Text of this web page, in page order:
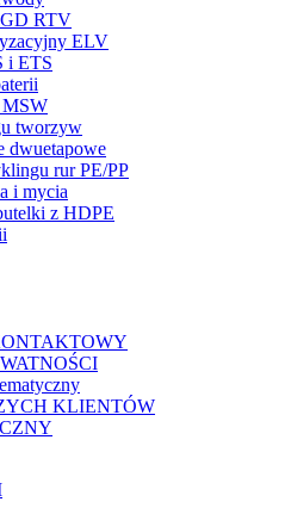
RTV
ELV
i ETS
tworzyw
dwuetapowe
rur PE/PP
i mycia
z HDPE
KLIENTÓW